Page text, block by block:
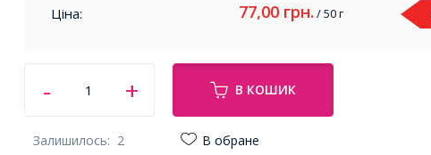
Ціна: 77,00 грн. / 50 г
В КОШИК
Залишилось: 2 В обране